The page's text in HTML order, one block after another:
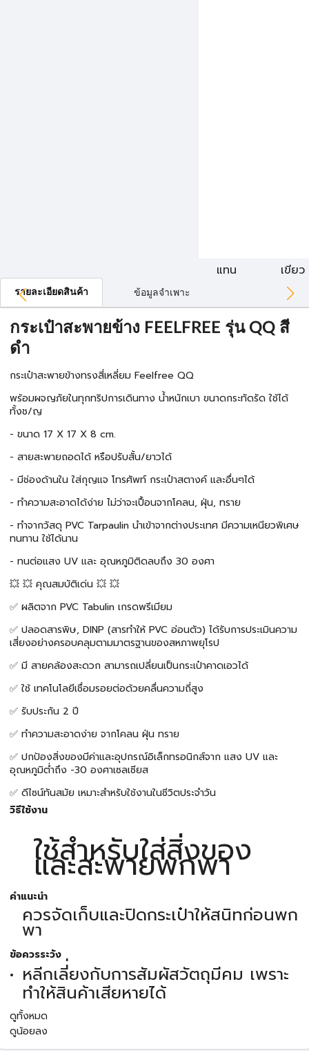
แทน เขียว
รายละเอียดสินค้า ข้อมูลจำเพาะ
กระเป๋าสะพายข้าง FEELFREE รุ่น QQ สี
ดำ
กระเป๋าสะพายข้างทรงสี่เหลี่ยม Feelfree QQ
พร้อมผจญภัยในทุกทริปการเดินทาง น้ำหนักเบา ขนาดกระทัดรัด ใช้ได้
ทั้งช/ญ
- ขนาด 17 X 17 X 8 cm.
- สายสะพายถอดได้ หรือปรับสั้น/ยาวได้
- มีช่องด้านใน ใส่กุญแจ โทรศัพท์ กระเป๋าสตางค์ และอื่นๆได้
- ทำความสะอาดได้ง่าย ไม่ว่าจะเปื้อนจากโคลน, ฝุ่น, ทราย
- ทำจากวัสดุ PVC Tarpaulin นำเข้าจากต่างประเทศ มีความเหนียวพิเศษ
ทนทาน ใช้ได้นาน
- ทนต่อแสง UV และ อุณหภูมิติดลบถึง 30 องศา
💥 💥 คุณสมบัติเด่น 💥 💥
✅ ผลิตจาก PVC Tabulin เกรดพรีเมียม
✅ ปลอดสารพิษ, DINP (สารทำให้ PVC อ่อนตัว) ได้รับการประเมินความ
เสี่ยงอย่างครอบคลุมตามมาตรฐานของสหภาพยุโรป
✅ มี สายคล้องสะดวก สามารถเปลี่ยนเป็นกระเป๋าคาดเอวได้
✅ ใช้ เทคโนโลยีเชื่อมรอยต่อด้วยคลื่นความถี่สูง
✅ รับประกัน 2 ปี
✅ ทำความสะอาดง่าย จากโคลน ฝุ่น ทราย
✅ ปกป้องสิ่งของมีค่าและอุปกรณ์อิเล็กทรอนิกส์จาก แสง UV และ
อุณหภูมิต่ำถึง -30 องศาเซลเซียส
✅ ดีไซน์ทันสมัย เหมาะสำหรับใช้งานในชีวิตประจำวัน
วิธีใช้งาน
ใช้สำหรับใส่สิ่งของ
และสะพายพกพา
คำแนะนำ
ควรจัดเก็บและปิดกระเป๋าให้สนิทก่อนพก
พา
ข้อควรระวัง
หลีกเลี่่ยงกับการสัมผัสวัตถุมีคม เพราะ
ทำให้สินค้าเสียหายได้
ดูทั้งหมด
ดูน้อยลง